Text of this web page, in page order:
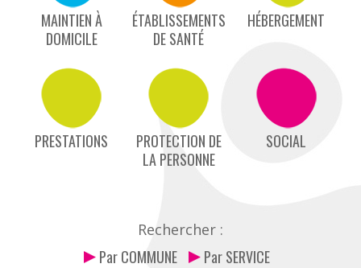
MAINTIEN À
DOMICILE
ÉTABLISSEMENTS
DE SANTÉ
HÉBERGEMENT
PRESTATIONS
PROTECTION DE
LA PERSONNE
SOCIAL
Rechercher :
Par COMMUNE Par SERVICE